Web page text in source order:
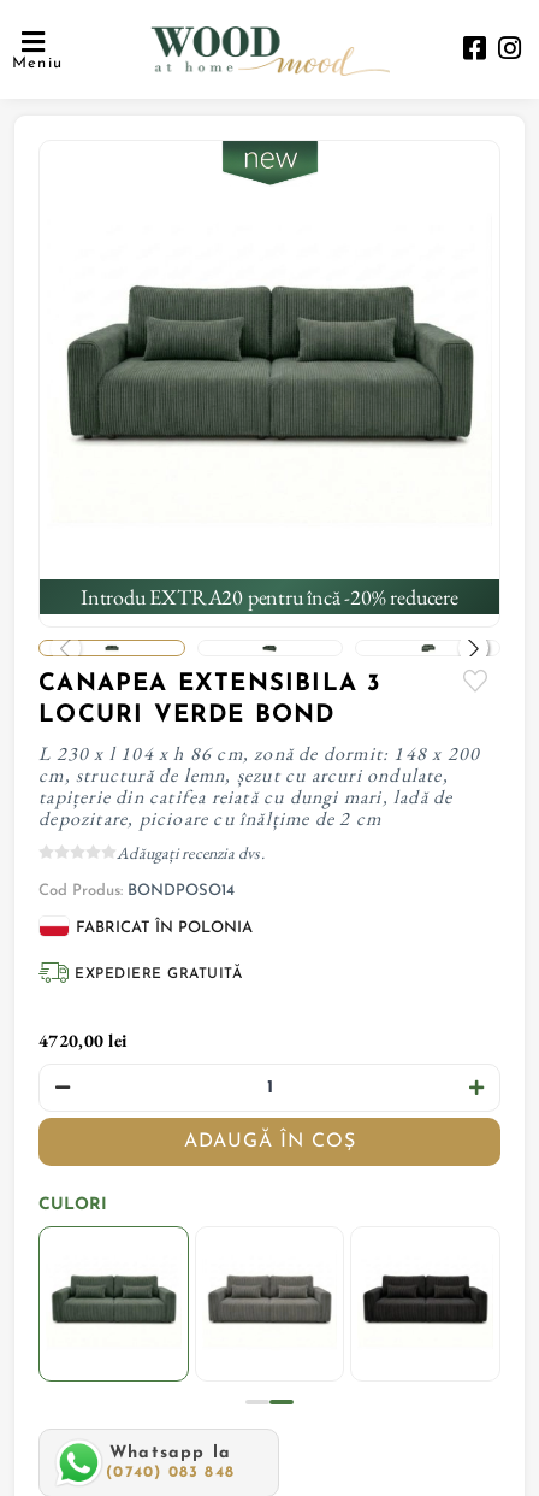
Meniu
Introdu EXTRA20 pentru încă -20% reducere
CANAPEA EXTENSIBILA 3
LOCURI VERDE BOND
L 230 x l 104 x h 86 cm, zonă de dormit: 148 x 200
cm, structură de lemn, șezut cu arcuri ondulate,
tapițerie din catifea reiată cu dungi mari, ladă de
depozitare, picioare cu înălțime de 2 cm
Adăugați recenzia dvs.
Cod Produs: BONDPOSO14
FABRICAT ÎN POLONIA
EXPEDIERE GRATUITĂ
4720,00 lei
ADAUGĂ ÎN COȘ
CULORI
Whatsapp la
(0740) 083 848